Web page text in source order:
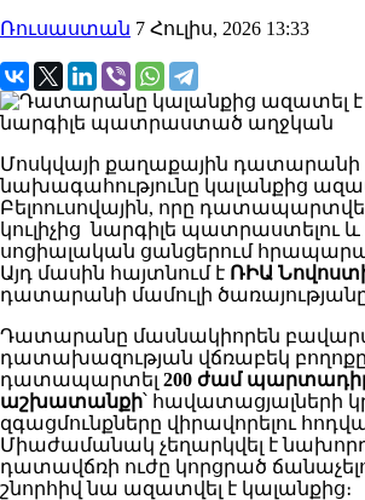
Ռուսաստան 7 Հուլիս, 2026 13:33
Մոսկվայի քաղաքային դատարանի
նախագահությունը կալանքից
Բելոուսովային, որը
կուլիչից նարգիլե պատրաստելու
սոցիալական ցանցերում
Այդ մասին հայտնում է ՌԻԱ
դատարանի մամուլի
Դատարանը մասնակիորեն
դատախազության վճռաբեկ բողոքը
դատապարտել 200 ժամ
աշխատանքի՝ հավատացյալների
զգացմունքները վիրավորելու
Միաժամանակ չեղարկվել է
դատավճռի ուժը կորցրած
շնորհիվ նա ազատվել է կալանքից։